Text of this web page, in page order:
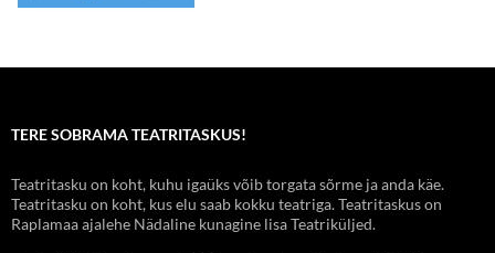
TERE SOBRAMA TEATRITASKUS!
Teatritasku on koht, kuhu igaüks võib torgata sõrme ja anda käe.
Teatritasku on koht, kus elu saab kokku teatriga. Teatritaskus on
Raplamaa ajalehe Nädaline kunagine lisa Teatriküljed.